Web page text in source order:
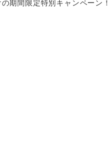
期間限定特別キャンペーン！